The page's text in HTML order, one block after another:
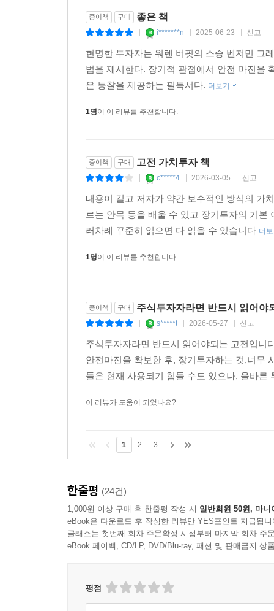
종이책 구매 좋은 책
i*******n 2025-06-23 신고
현명한 투자자는 워렌 버핏의 스승 벤저민 그
법을 제시한다. 장기적 관점에서 안전 마진을
은 통찰을 제공하는 필독서다. 더보기
1명이 이 리뷰를 추천합니다.
종이책 구매 고전 가치투자 책
c*****4 2026-03-05 신고
내용이 길고 저자가 약간 보수적인 방식의 가
르는 안목 등을 배울 수 있고 장기투자의 기
러차례 꾸준히 읽으면 다 읽을 수 있습니다 더
1명이 이 리뷰를 추천합니다.
종이책 구매 주식투자자라면 반드시 읽어야
s*****t 2026-05-27 신고
주식투자자라면 반드시 읽어야되는 고전입니
안전마진을 확보한 후, 장기투자하는 것,너무
들은 현재 사용되기 힘들 수도 있으나, 올바
이 리뷰가 도움이 되었나요?
1 2 3
한줄평 (24건)
1,000원 이상 구매 후 한줄평 작성 시 일반회원 50원, 마니
eBook은 다운로드 후 작성한 리뷰만 YES포인트 지급됩니
클래스는 첫번째 회차 주문확정 시점부터 마지막 회차 주
eBook 페이백, CD/LP, DVD/Blu-ray, 패션 및 판매금지 상
평점